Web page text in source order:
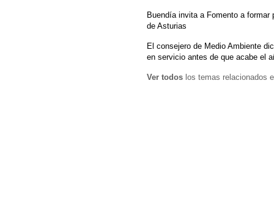
Buendía invita a Fomento a
de Asturias
El consejero de Medio Ambiente
en servicio antes de que acabe el
Ver todos los temas relacionados